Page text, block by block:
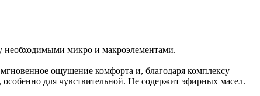
необходимыми микро и макроэлементами.
ощущение комфорта и, благодаря комплексу
для чувствительной. Не содержит эфирных масел.